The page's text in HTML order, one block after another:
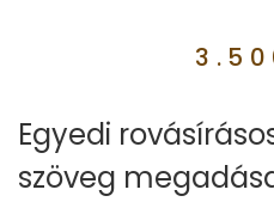
Egyedi
szöveg